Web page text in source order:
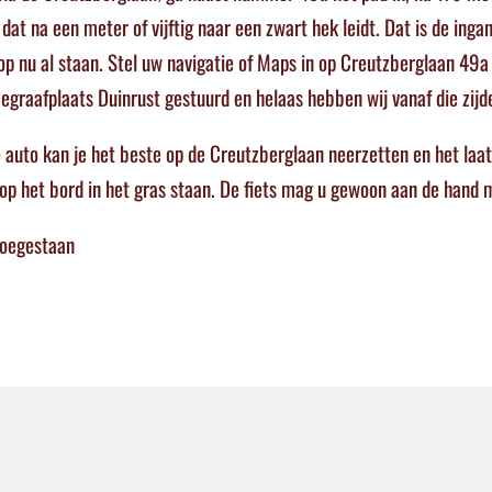
na een meter of vijftig naar een zwart hek leidt. Dat is de
nu al staan. Stel uw navigatie of Maps in op Creutzberglaan
Duinrust gestuurd en helaas hebben wij vanaf die
kan je het beste op de Creutzberglaan neerzetten en het
het bord in het gras staan. De fiets mag u gewoon aan de hand